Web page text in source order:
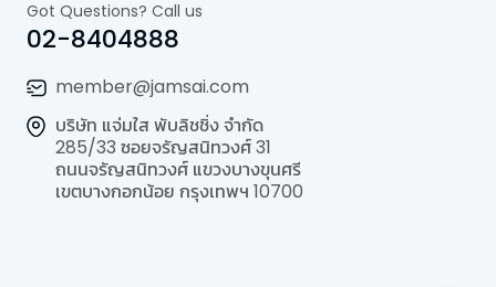
Got Questions? Call us
02-8404888
member@jamsai.com
บริษัท แจ่มใส พับลิชชิ่ง จำกัด
285/33 ซอยจรัญสนิทวงศ์ 31
ถนนจรัญสนิทวงศ์ แขวงบางขุนศรี
เขตบางกอกน้อย กรุงเทพฯ 10700